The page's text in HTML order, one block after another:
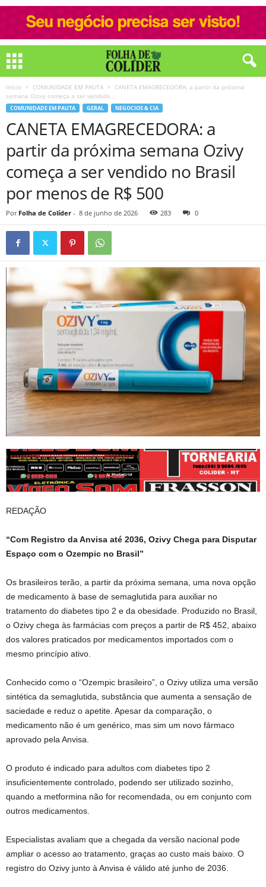
Início COMUNIDADE EM PAUTA
CANETA EMAGRECEDORA: a partir da próxima
semana Ozivy começa a ser vendido...
COMUNIDADE EM PAUTA GERAL NEGOCIOS & CIA
CANETA EMAGRECEDORA: a
partir da próxima semana Ozivy
começa a ser vendido no Brasil
por menos de R$ 500
Por Folha de Colíder - 8 de junho de 2026 283 0
REDAÇÃO
“Com Registro da Anvisa até 2036, Ozivy Chega para Disputar
Espaço com o Ozempic no Brasil”
Os brasileiros terão, a partir da próxima semana, uma nova opção
de medicamento à base de semaglutida para auxiliar no
tratamento do diabetes tipo 2 e da obesidade. Produzido no Brasil,
o Ozivy chega às farmácias com preços a partir de R$ 452, abaixo
dos valores praticados por medicamentos importados com o
mesmo princípio ativo.
Conhecido como o “Ozempic brasileiro”, o Ozivy utiliza uma versão
sintética da semaglutida, substância que aumenta a sensação de
saciedade e reduz o apetite. Apesar da comparação, o
medicamento não é um genérico, mas sim um novo fármaco
aprovado pela Anvisa.
O produto é indicado para adultos com diabetes tipo 2
insuficientemente controlado, podendo ser utilizado sozinho,
quando a metformina não for recomendada, ou em conjunto com
outros medicamentos.
Especialistas avaliam que a chegada da versão nacional pode
ampliar o acesso ao tratamento, graças ao custo mais baixo. O
registro do Ozivy junto à Anvisa é válido até junho de 2036.